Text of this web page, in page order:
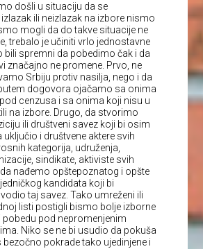
došli u situaciju da se
ili neizlazak na izbore nismo
mogli da do takve situacije ne
trebalo je učiniti vrlo jednostavne
bili spremni da pobedimo čak i da
značajno ne promene. Prvo, ne
Srbiju protiv nasilja, nego i da
dogovora ojačamo sa onima
cenzusa i sa onima koji nisu u
na izbore. Drugo, da stvorimo
ili društveni savez koji bi osim
uključio i društvene aktere svih
kategorija, udruženja,
sindikate, aktiviste svih
nađemo opštepoznatog i opšte
kandidata koji bi
taj savez. Tako umreženi ili
listi postigli bismo bolje izborne
pobedu pod nepromenjenim
Niko se ne bi usudio da pokuša
pokrade tako ujedinjene i